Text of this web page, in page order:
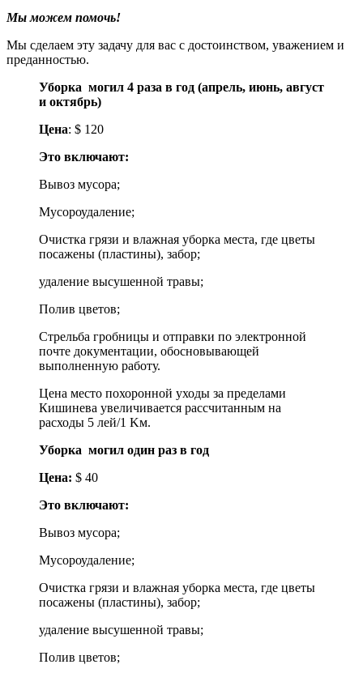
Мы можем помочь!
Мы сделаем эту задачу для вас с достоинством, уважением и
преданностью.
Уборка могил 4 раза в год (апрель, июнь, август
и октябрь)
Цена: $ 120
Это включают:
Вывоз мусора;
Мусороудаление;
Очистка грязи и влажная уборка места, где цветы
посажены (пластины), забор;
удаление высушенной травы;
Полив цветов;
Стрельба гробницы и отправки по электронной
почте документации, обосновывающей
выполненную работу.
Цена место похоронной уходы за пределами
Кишинева увеличивается рассчитанным на
расходы 5 лей/1 Kм.
Уборка могил один раз в год
Цена: $ 40
Это включают:
Вывоз мусора;
Мусороудаление;
Очистка грязи и влажная уборка места, где цветы
посажены (пластины), забор;
удаление высушенной травы;
Полив цветов;